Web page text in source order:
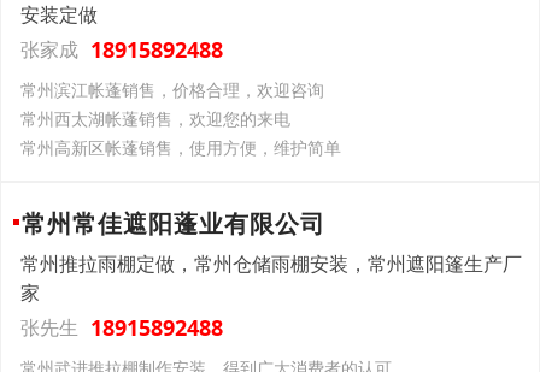
安装定做
张家成 18915892488
常州滨江帐蓬销售，价格合理，欢迎咨询
常州西太湖帐蓬销售，欢迎您的来电
常州高新区帐蓬销售，使用方便，维护简单
常州常佳遮阳蓬业有限公司
常州推拉雨棚定做，常州仓储雨棚安装，常州遮阳篷生产厂
家
张先生 18915892488